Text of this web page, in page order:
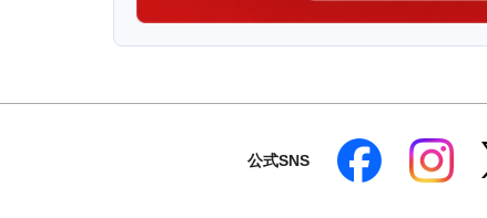
公式SNS